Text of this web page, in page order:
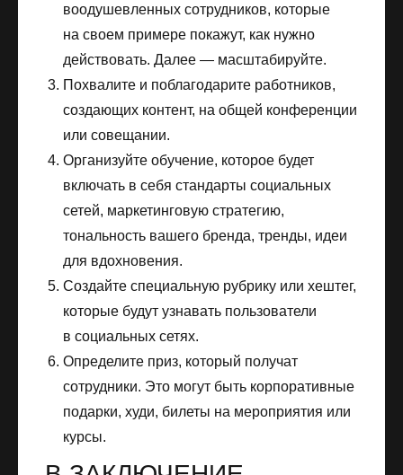
воодушевленных сотрудников, которые
на своем примере покажут, как нужно
действовать. Далее — масштабируйте.
Похвалите и поблагодарите работников,
создающих контент, на общей конференции
или совещании.
Организуйте обучение, которое будет
включать в себя стандарты социальных
сетей, маркетинговую стратегию,
тональность вашего бренда, тренды, идеи
для вдохновения.
Создайте специальную рубрику или хештег,
которые будут узнавать пользователи
в социальных сетях.
Определите приз, который получат
сотрудники. Это могут быть корпоративные
подарки, худи, билеты на мероприятия или
курсы.